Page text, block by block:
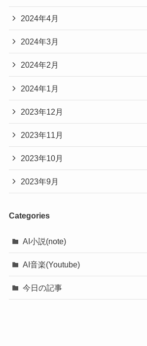
2024年4月
2024年3月
2024年2月
2024年1月
2023年12月
2023年11月
2023年10月
2023年9月
Categories
AI小説(note)
AI音楽(Youtube)
今日の記事